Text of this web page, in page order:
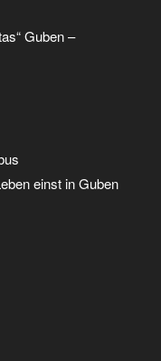
Guben –
einst in Guben